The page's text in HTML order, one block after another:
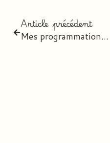
Article précédent
Mes programmations 2018 – 2019